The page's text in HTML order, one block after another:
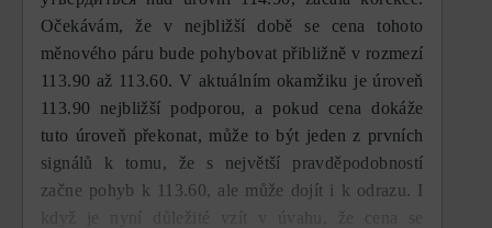
dlouhodobého rostoucího trendu.
Na spodní straně se první support nachází
na úrovni 111,11, která je aktuálně
testována cenou. Tato oblast je důležitým
prvotním supportem, protože se stala
odrazovým bodem po posledním prodejním
tlaku. Pokud se ceně nepodaří udržet nad
Očekávám, že v nejbližší době se cena tohoto
měnového páru bude pohybovat přibližně v rozmezí
113.90 až 113.60. V aktuálním okamžiku je úroveň
113.90 nejbližší podporou, a pokud cena dokáže
tuto úroveň překonat, může to být jeden z prvních
signálů k tomu, že s největší pravděpodobností
začne pohyb k 113.60, ale může dojít i k odrazu. I
když je nyní důležité vzít v úvahu, že cena se